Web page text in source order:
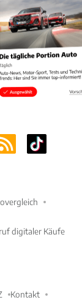
digitaler Käufe
Kontakt